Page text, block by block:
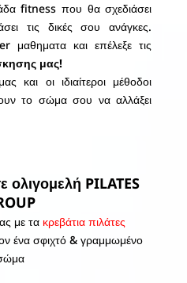
fitness που θα σχεδιάσει
τις δικές σου ανάγκες.
μαθηματα και επέλεξε τις
μας!
και οι ιδιαίτεροι μέθοδοι
το σώμα σου να αλλάξει
PILATES
με τα κρεβάτια πιλάτες
ένα σφιχτό & γραμμωμένο